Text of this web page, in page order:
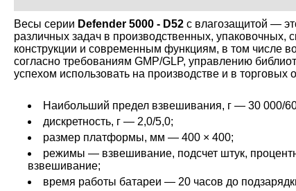
Весы серии Defender 5000 - D52 с влагозащитой —
различных задач в производственных, упаковочных,
конструкции и современным функциям, в том числе
согласно требованиям GMP/GLP, управлению
успехом использовать на производстве и в торговых
Наибольший предел взвешивания, г — 30 000/
дискретность, г — 2,0/5,0;
размер платформы, мм — 400 × 400;
режимы — взвешивание, подсчет штук,
взвешивание;
время работы батареи — 20 часов до